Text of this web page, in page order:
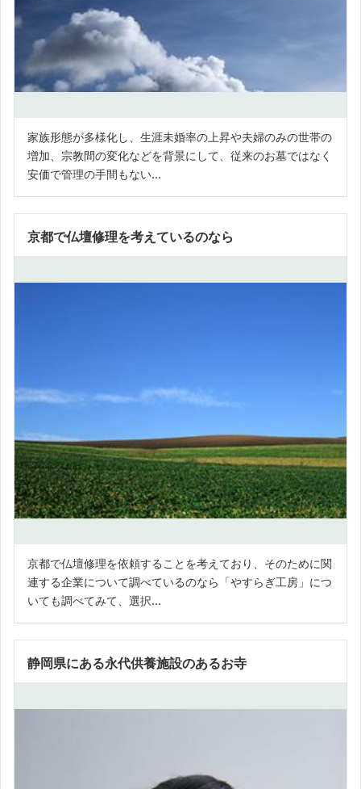
家族形態が多様化し、生涯未婚率の上昇や夫婦のみの世帯の
増加、宗教間の変化などを背景にして、従来のお墓ではなく
安価で管理の手間もない...
京都で仏壇修理を考えているのなら
京都で仏壇修理を依頼することを考えており、そのために関
連する企業について調べているのなら「やすらぎ工房」につ
いても調べてみて、選択...
静岡県にある永代供養施設のあるお寺